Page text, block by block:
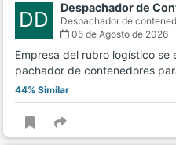
DD Despachador de
Despachador de
05 de Agosto de 2026
Empresa del rubro logístico
pachador de contenedores
44% Similar